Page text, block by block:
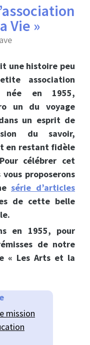
Vie »
une histoire peu
association
née en 1955,
un du voyage
un esprit de
du savoir,
en restant fidèle
célébrer cet
proposerons
série d’articles
de cette belle
en 1955, pour
de notre
« Les Arts et la
mission